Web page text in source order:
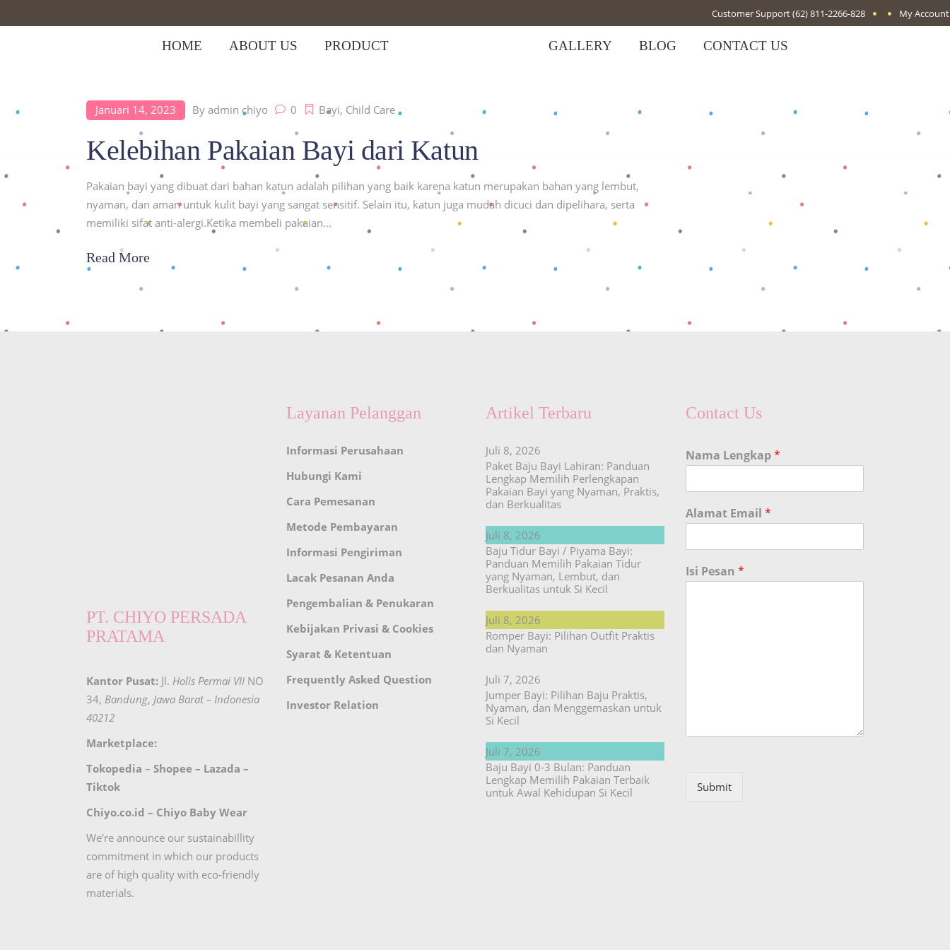
Customer Support(62) 811-2266-828 My Account
HOME ABOUT US PRODUCT GALLERY BLOG CONTACT US
Home>Posts tagged "kain katun untuk pakaian bayi"
Januari 14, 2023 By admin chiyo 0 Bayi, Child Care
Kelebihan Pakaian Bayi dari Katun
Pakaian bayi yang dibuat dari bahan katun adalah pilihan yang baik karena katun merupakan bahan yang lembut,
nyaman, dan aman untuk kulit bayi yang sangat sensitif. Selain itu, katun juga mudah dicuci dan dipelihara, serta
memiliki sifat anti-alergi.Ketika membeli pakaian
Read More
PT. CHIYO PERSADA
PRATAMA
Kantor Pusat: Jl. Holis Permai VII NO
34, Bandung, Jawa Barat – Indonesia
40212
Marketplace:
Tokopedia – Shopee – Lazada –
Tiktok
Chiyo.co.id – Chiyo Baby Wear
We’re announce our sustainabillity
commitment in which our products
are of high quality with eco-friendly
materials.
Layanan Pelanggan
Informasi Perusahaan
Hubungi Kami
Cara Pemesanan
Metode Pembayaran
Informasi Pengiriman
Lacak Pesanan Anda
Pengembalian & Penukaran
Kebijakan Privasi & Cookies
Syarat & Ketentuan
Frequently Asked Question
Investor Relation
Artikel Terbaru
Juli 8, 2026
Paket Baju Bayi Lahiran: Panduan
Lengkap Memilih Perlengkapan
Pakaian Bayi yang Nyaman, Praktis,
dan Berkualitas
Juli 8, 2026
Baju Tidur Bayi / Piyama Bayi:
Panduan Memilih Pakaian Tidur
yang Nyaman, Lembut, dan
Berkualitas untuk Si Kecil
Juli 8, 2026
Romper Bayi: Pilihan Outfit Praktis
dan Nyaman
Juli 7, 2026
Jumper Bayi: Pilihan Baju Praktis,
Nyaman, dan Menggemaskan untuk
Si Kecil
Juli 7, 2026
Baju Bayi 0-3 Bulan: Panduan
Lengkap Memilih Pakaian Terbaik
untuk Awal Kehidupan Si Kecil
Contact Us
Nama Lengkap*
Alamat Email *
Isi Pesan *
Submit